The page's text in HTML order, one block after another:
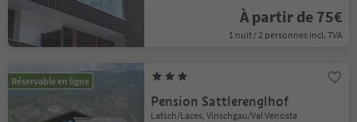
À partir de 75€
1 nuit / 2 personnes incl. TVA
Réservable en ligne
Pension Sattlerenglhof
Latsch/Laces, Vinschgau/Val Venosta